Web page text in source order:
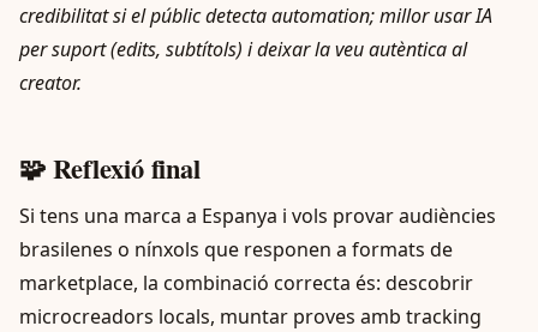
credibilitat si el públic detecta automation; millor usar IA
per suport (edits, subtítols) i deixar la veu autèntica al
creator.
🧩 Reflexió final
Si tens una marca a Espanya i vols provar audiències
brasilenes o nínxols que responen a formats de
marketplace, la combinació correcta és: descobrir
microcreadors locals, muntar proves amb tracking